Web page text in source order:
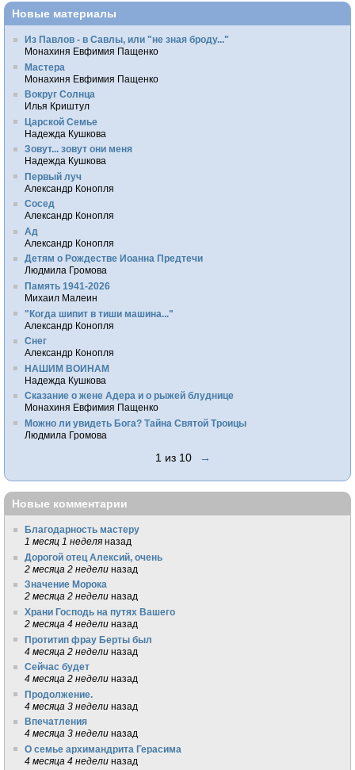
Новые материалы
Из Павлов - в Савлы, или "не зная броду..."
Монахиня Евфимия Пащенко
Мастера
Монахиня Евфимия Пащенко
Вокруг Солнца
Илья Криштул
Царской Семье
Надежда Кушкова
Зовут... зовут они меня
Надежда Кушкова
Первый луч
Александр Конопля
Сосед
Александр Конопля
Ад
Александр Конопля
Детям о Рождестве Иоанна Предтечи
Людмила Громова
Память 1941-2026
Михаил Малеин
"Когда шипит в тиши машина..."
Александр Конопля
Снег
Александр Конопля
НАШИМ ВОИНАМ
Надежда Кушкова
Сказание о жене Адера и о рыжей блуднице
Монахиня Евфимия Пащенко
Можно ли увидеть Бога? Тайна Святой Троицы
Людмила Громова
1 из 10 →
Новые комментарии
Благодарность мастеру
1 месяц 1 неделя назад
Дорогой отец Алексий, очень
2 месяца 2 недели назад
Значение Морока
2 месяца 2 недели назад
Храни Господь на путях Вашего
2 месяца 4 недели назад
Протитип фрау Берты был
4 месяца 2 недели назад
Сейчас будет
4 месяца 2 недели назад
Продолжение.
4 месяца 3 недели назад
Впечатления
4 месяца 3 недели назад
О семье архимандрита Герасима
4 месяца 4 недели назад